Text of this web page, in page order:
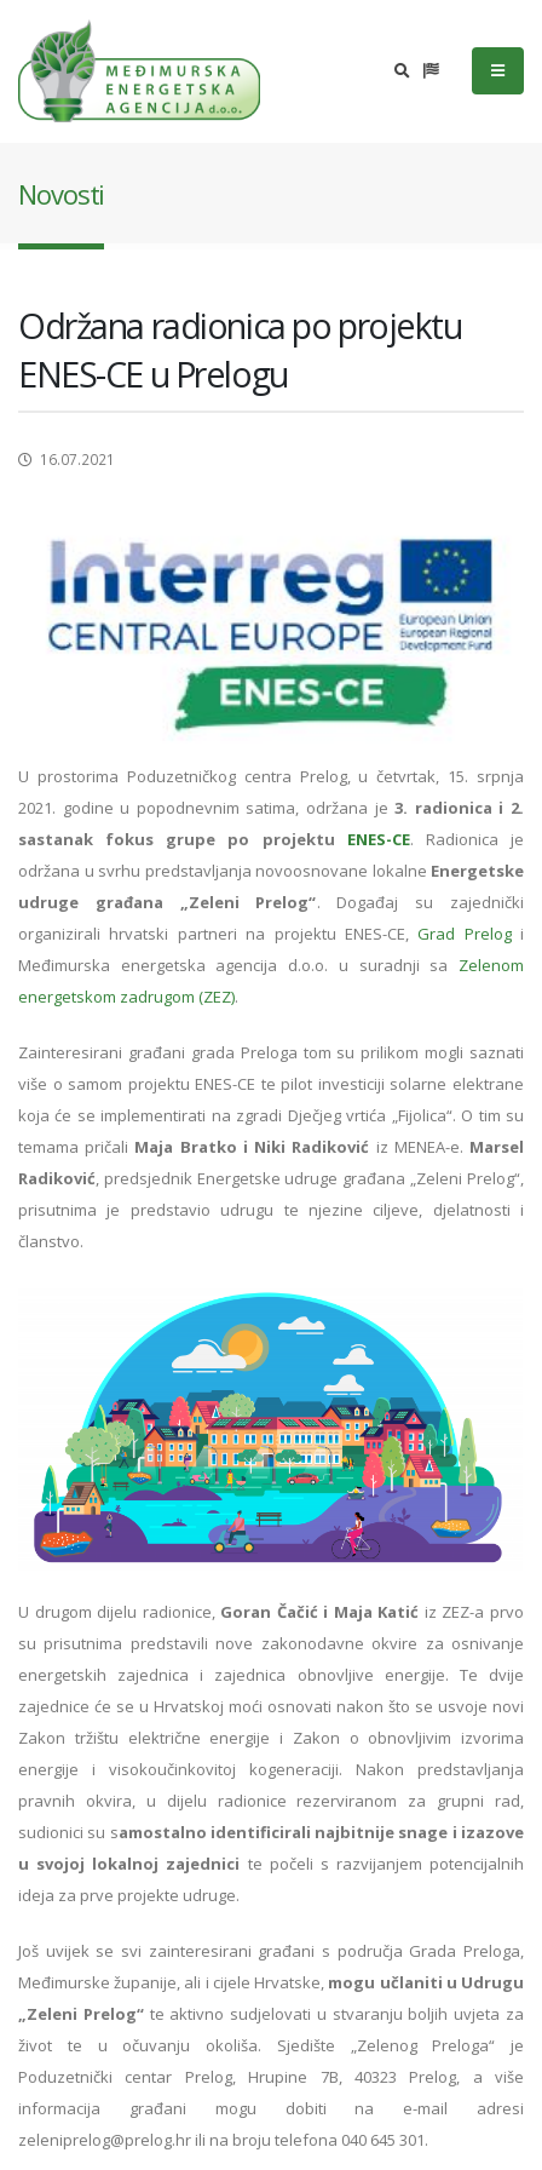
Novosti
Održana radionica po projektu
ENES-CE u Prelogu
16.07.2021
U prostorima Poduzetničkog centra Prelog, u četvrtak, 15. srpnja
2021. godine u popodnevnim satima, održana je3. radionica i 2.
sastanak fokus grupe po projektu ENES-CE. Radionica je
održana u svrhu predstavljanja novoosnovane lokalne Energetske
udruge građana „Zeleni Prelog“. Događaj su zajednički
organizirali hrvatski partneri na projektu ENES-CE, Grad Prelogi
Međimurska energetska agencija d.o.o. u suradnji sa Zelenom
energetskom zadrugom (ZEZ).
Zainteresirani građani grada Preloga tom su prilikom mogli saznati
više o samom projektu ENES-CE te pilot investiciji solarne elektrane
koja će se implementirati na zgradi Dječjeg vrtića „Fijolica“. O tim su
temama pričali Maja Bratko i Niki Radiković iz MENEA-e. Marsel
Radiković , predsjednik Energetske udruge građana „Zeleni Prelog“,
prisutnima je predstavio udrugu te njezine ciljeve, djelatnosti i
članstvo.
U drugom dijelu radionice, Goran Čačić i Maja Katić iz ZEZ-a prvo
su prisutnima predstavili nove zakonodavne okvire za osnivanje
energetskih zajednica i zajednica obnovljive energije. Te dvije
zajednice će se u Hrvatskoj moći osnovati nakon što se usvoje novi
Zakon tržištu električne energije i Zakon o obnovljivim izvorima
energije i visokoučinkovitoj kogeneraciji. Nakon predstavljanja
pravnih okvira, u dijelu radionice rezerviranom za grupni rad,
sudionici su samostalno identificirali najbitnije snage i izazove
u svojoj lokalnoj zajednici te počeli s razvijanjem potencijalnih
ideja za prve projekte udruge.
Još uvijek se svi zainteresirani građani s područja Grada Preloga,
Međimurske županije, ali i cijele Hrvatske, mogu učlaniti u Udrugu
„Zeleni Prelog“te aktivno sudjelovati u stvaranju boljih uvjeta za
život te u očuvanju okoliša. Sjedište „Zelenog Preloga“ je
Poduzetnički centar Prelog, Hrupine 7B, 40323 Prelog, a više
informacija građani mogu dobiti na e-mail adresi
zeleniprelog@prelog.hr ili na broju telefona 040 645 301.